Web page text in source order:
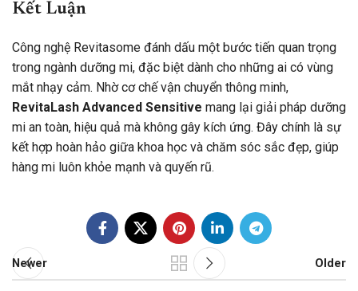
Kết Luận
Công nghệ Revitasome đánh dấu một bước tiến quan trọng
trong ngành dưỡng mi, đặc biệt dành cho những ai có vùng
mắt nhạy cảm. Nhờ cơ chế vận chuyển thông minh,
RevitaLash Advanced Sensitive mang lại giải pháp dưỡng
mi an toàn, hiệu quả mà không gây kích ứng. Đây chính là sự
kết hợp hoàn hảo giữa khoa học và chăm sóc sắc đẹp, giúp
hàng mi luôn khỏe mạnh và quyến rũ.
Newer Older